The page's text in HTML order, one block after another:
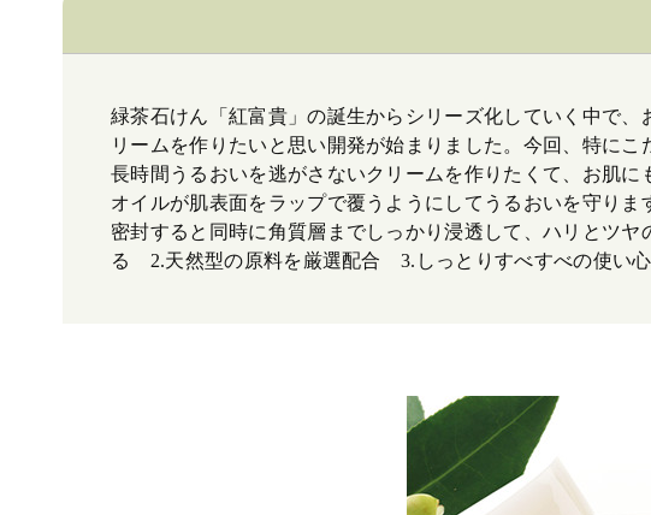
緑茶石けん「紅富貴」の誕生からシリーズ化していく中で
リームを作りたいと思い開発が始まりました。今回、特に
長時間うるおいを逃がさないクリームを作りたくて、お肌
オイルが肌表面をラップで覆うようにしてうるおいを守り
密封すると同時に角質層までしっかり浸透して、ハリとツ
る 2.天然型の原料を厳選配合 3.しっとりすべすべの使い